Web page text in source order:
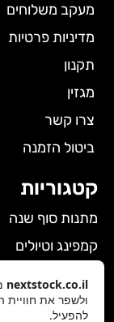
מעקב משלוחים
מדיניות פרטיות
תקנון
מגזין
צרו קשר
ביטול הזמנה
קטגוריות
מתנות סוף שנה
קמפינג וטיולים
גאדג'טים
nextstock.co.il
ולשפר את חוויית
להפעיל.